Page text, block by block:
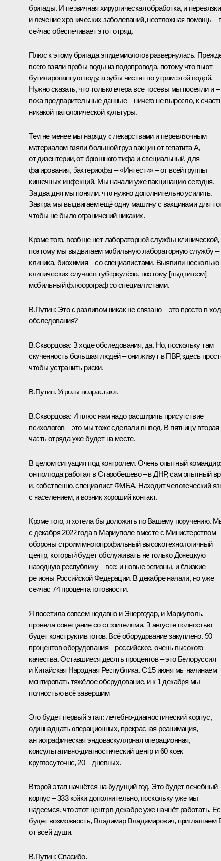
бригады. И первичная хирургическая обработка, и
и лечение хронических заболеваний, неотложная помощь –
сейчас обеспечивает этот отряд.
Плюс к этому бригада эпидемиологов развернулась.
всего взяли пробы воды из водопровода, потому что пьют
бутилированную воду, а зубы чистят по утрам этой водой.
Нужно сказать, что только вчера все посевы мы посеяли и –
пока предварительные данные – ничего не выросло, к
никакой патологической культуры.
Тем не менее мы наряду с лекарствами и перевязочным
материалом взяли большой груз вакцин от гепатита А,
от дизентерии, от брюшного тифа и специальный, для
фагирования, бактериофаг – «Интести» – от всей группы
кишечных инфекций. Мы начали уже вакцинацию сегодня.
За два дня мы поняли, что нужно дополнительно усилить.
Завтра мы выдвигаем ещё одну машину с вакцинами для
чтобы не было ограничений никаких.
Кроме того, вообще нет лабораторной службы клинической,
поэтому мы выдвигаем мобильную лабораторную службу –
клиника, биохимия – со специалистами. Выявили несколько
клинических случаев туберкулёза, поэтому [выдвигаем]
мобильный флюорограф со специалистами.
В.Путин: Это с разливом никак не связано – это просто в
обследования?
В.Скворцова: В ходе обследования, да. Но, поскольку там
скученность большая людей – они живут в ПВР, здесь
чтобы устранить риски.
В.Путин: Угрозы возрастают.
В.Скворцова: И плюс нам надо расширить присутствие
психологов – это мы тоже сделали вывод. В пятницу вторая
часть отряда уже будет на месте.
В целом ситуация под контролем. Очень опытный командир:
он полгода работал в Старобешево – в ДНР, сам опытный
и, собственно, специалист ФМБА. Находит человеческий
с населением, и возник хороший контакт.
Кроме того, я хотела бы доложить по Вашему поручению.
с декабря 2022 года в Мариуполе вместе с Министерством
обороны строим многопрофильный высокотехнологичный
центр, который будет обслуживать не только Донецкую
народную республику – все: и новые регионы, и близкие
регионы Российской Федерации. В декабре начали, но уже
сейчас 74 процента готовности.
Я посетила совсем недавно и Энергодар, и Мариуполь,
провела совещание со строителями. В августе полностью
будет конструктив готов. Всё оборудование закуплено. 90
процентов оборудования – российское, очень высокого
качества. Оставшиеся десять процентов – это Белоруссия
и Китайская Народная Республика. С 15 июня мы начинаем
монтировать тяжёлое оборудование, и к 1 декабря мы
полностью всё завершим.
Это будет первый этап: лечебно-диагностический корпус,
одиннадцать операционных, прекрасная реанимация,
ангиографическая эндоваскулярная операционная,
консультативно-диагностический центр и 60 коек
круглосуточно, 20 – дневных.
Второй этап начнётся на будущий год. Это будет лечебный
корпус – 333 койки дополнительно, поскольку уже мы
надеемся, что этот центр в декабре уже начнёт работать.
будет возможность, Владимир Владимирович, приглашаем
от всей души.
В.Путин: Спасибо.